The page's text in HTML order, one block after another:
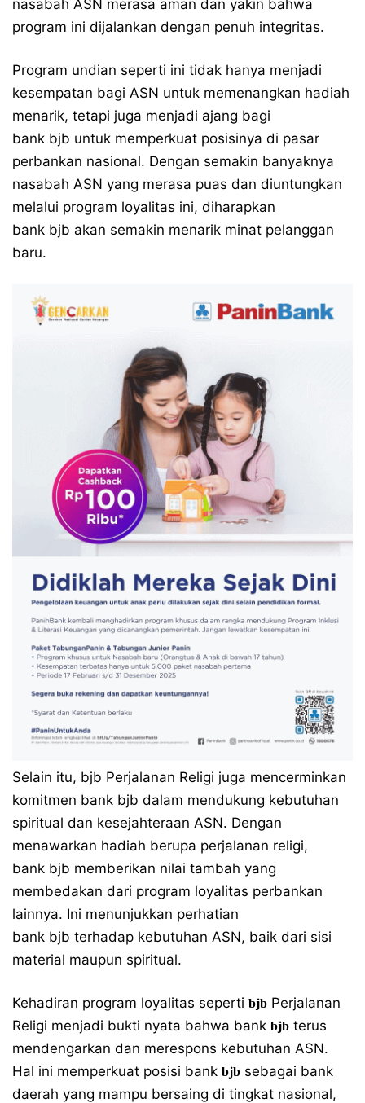
nasabah ASN merasa aman dan yakin bahwa
program ini dijalankan dengan penuh integritas.
Program undian seperti ini tidak hanya menjadi
kesempatan bagi ASN untuk memenangkan hadiah
menarik, tetapi juga menjadi ajang bagi
bank bjb untuk memperkuat posisinya di pasar
perbankan nasional. Dengan semakin banyaknya
nasabah ASN yang merasa puas dan diuntungkan
melalui program loyalitas ini, diharapkan
bank bjb akan semakin menarik minat pelanggan
baru.
Selain itu, bjb Perjalanan Religi juga mencerminkan
komitmen bank bjb dalam mendukung kebutuhan
spiritual dan kesejahteraan ASN. Dengan
menawarkan hadiah berupa perjalanan religi,
bank bjb memberikan nilai tambah yang
membedakan dari program loyalitas perbankan
lainnya. Ini menunjukkan perhatian
bank bjb terhadap kebutuhan ASN, baik dari sisi
material maupun spiritual.
Kehadiran program loyalitas seperti bjb Perjalanan
Religi menjadi bukti nyata bahwa bank bjb terus
mendengarkan dan merespons kebutuhan ASN.
Hal ini memperkuat posisi bank bjb sebagai bank
daerah yang mampu bersaing di tingkat nasional,